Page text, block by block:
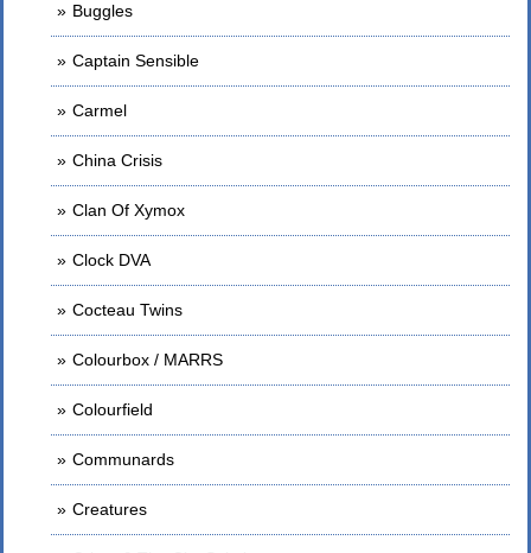
Buggles
Captain Sensible
Carmel
China Crisis
Clan Of Xymox
Clock DVA
Cocteau Twins
Colourbox / MARRS
Colourfield
Communards
Creatures